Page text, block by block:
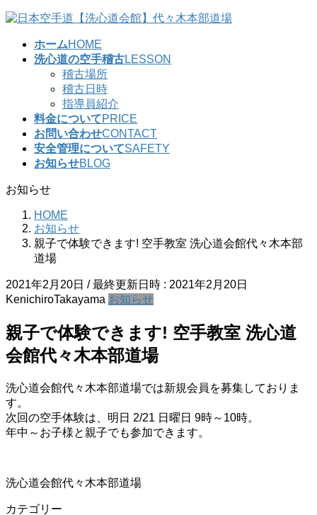
コ
ナ
ホームHOME
洗心道の空手稽古LESSON
稽古場所
稽古日時
指導員紹介
料金についてPRICE
お問い合わせCONTACT
安全管理についてSAFETY
お知らせBLOG
お知らせ
HOME
お知らせ
親子で体験できます! 空手教室 洗心道会館代々木本部
道場
2021年2月20日 / 最終更新日時 : 2021年2月20日
KenichiroTakayama お知らせ
親子で体験できます! 空手教室 洗心道
会館代々木本部道場
洗心道会館代々木本部道場では新規会員を募集しておりま
す。
次回の空手体験は、明日 2/21 日曜日 9時～10時。
年中～お子様と親子でも参加できます。
洗心道会館代々木本部道場
カテゴリー